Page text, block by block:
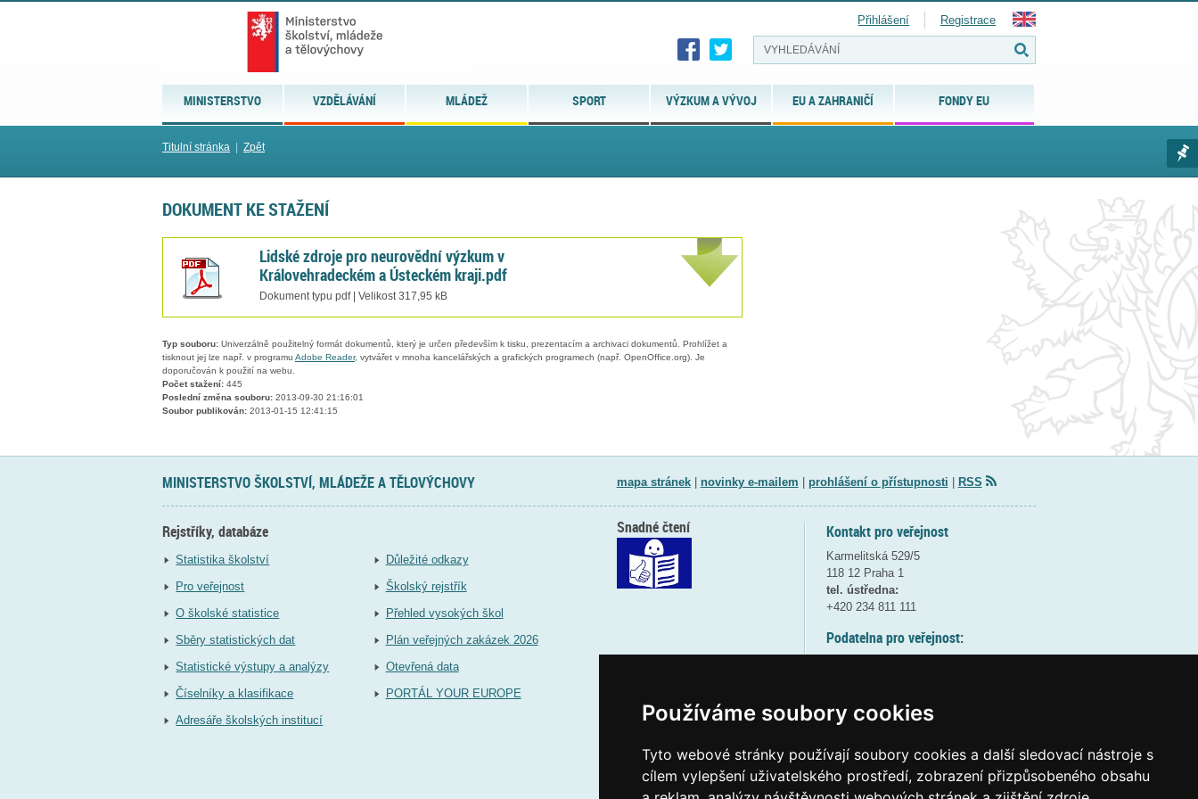
Používáme soubory cookies
Tyto webové stránky používají soubory cookies a další sledovací nástroje s
cílem vylepšení uživatelského prostředí, zobrazení přizpůsobeného obsahu
MINISTERSTVO VZDĚLÁVÁNÍ MLÁDEŽ SPORT VÝZKUM A VÝVOJ EU A ZAHRANIČÍ FONDY EU
Přihlášení Registrace
Titulní stránka Zpět
DOKUMENT KE STAŽENÍ
Lidské zdroje pro neurovědní výzkum v
Královehradeckém a Ústeckém kraji.pdf
Dokument typu pdf | Velikost 317,95 kB
Typ souboru: Univerzálně použitelný formát dokumentů, který je určen především k tisku, prezentacím a archivaci dokumentů. Prohlížet a
tisknout jej lze např. v programu Adobe Reader, vytvářet v mnoha kancelářských a grafických programech (např. OpenOffice.org). Je
doporučován k použití na webu.
Počet stažení: 445
Poslední změna souboru: 2013-09-30 21:16:01
Soubor publikován: 2013-01-15 12:41:15
MINISTERSTVO ŠKOLSTVÍ, MLÁDEŽE A TĚLOVÝCHOVY mapa stránek| novinky e-mailem prohlášení o přístupnosti RSS
Rejstříky, databáze
Statistika školství
Pro veřejnost
O školské statistice
Sběry statistických dat
Statistické výstupy a analýzy
Číselníky a klasifikace
Adresáře školských institucí
Důležité odkazy
Školský rejstřík
Přehled vysokých škol
Plán veřejných zakázek 2026
Otevřená data
PORTÁL YOUR EUROPE
Kontakt pro veřejnost
Karmelitská 529/5
118 12 Praha 1
tel. ústředna:
+420 234 811 111
Podatelna pro veřejnost:
(více informací
Elektronická podatelna:
Snadné čtení